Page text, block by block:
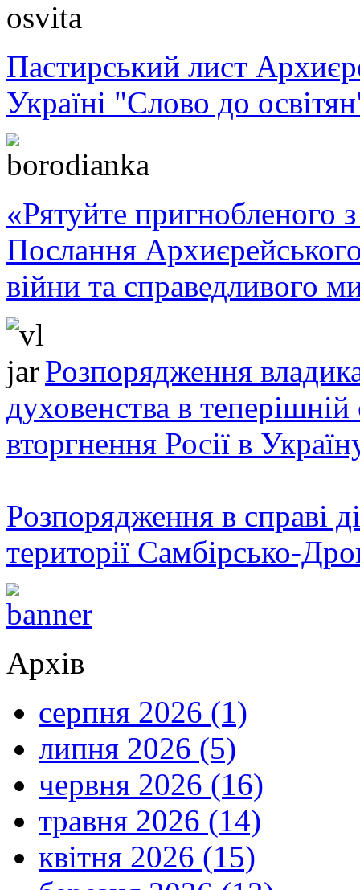
Пастирський лист
Україні "Слово до
«Рятуйте пригнобленого
Послання
війни та справедливого
Розпорядження
духовенства в теперішній
вторгнення Росії в
Розпорядження в справі
території Самбірсько-
Архів
серпня 2026 (1)
липня 2026 (5)
червня 2026 (16)
травня 2026 (14)
квітня 2026 (15)